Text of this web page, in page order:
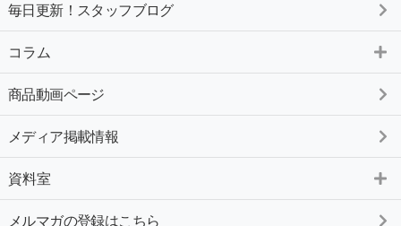
毎日更新！スタッフブログ
コラム
商品動画ページ
メディア掲載情報
資料室
メルマガの登録はこちら